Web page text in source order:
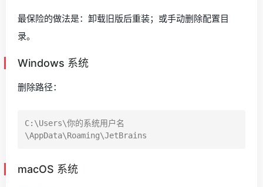
最保险的做法是：卸载旧版后重装；或手动删除配置目
录。
Windows 系统
删除路径：
C:\Users\你的系统用户名
macOS 系统